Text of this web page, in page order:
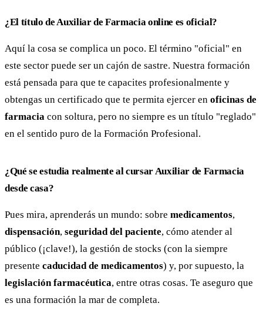
¿El título de Auxiliar de Farmacia online es oficial?
Aquí la cosa se complica un poco. El término "oficial" en
este sector puede ser un cajón de sastre. Nuestra formación
está pensada para que te capacites profesionalmente y
obtengas un certificado que te permita ejercer en oficinas de
farmacia con soltura, pero no siempre es un título "reglado"
en el sentido puro de la Formación Profesional.
¿Qué se estudia realmente al cursar Auxiliar de Farmacia
desde casa?
Pues mira, aprenderás un mundo: sobre medicamentos,
dispensación, seguridad del paciente, cómo atender al
público (¡clave!), la gestión de stocks (con la siempre
presente caducidad de medicamentos) y, por supuesto, la
legislación farmacéutica, entre otras cosas. Te aseguro que
es una formación la mar de completa.